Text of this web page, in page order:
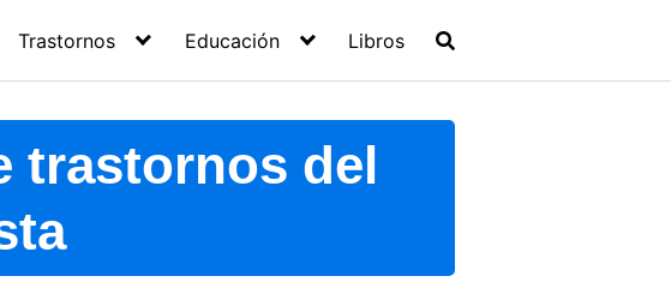
Trastornos Educación Libros
trastornos del